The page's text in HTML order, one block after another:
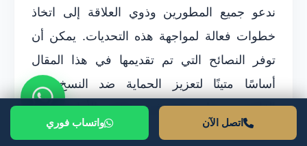
ندعو جميع المطورين وذوي العلاقة إلى اتخاذ
خطوات فعالة لمواجهة هذه التحديات. يمكن أن
توفر النصائح التي تم تقديمها في هذا المقال
أساسًا متينًا لتعزيز الحماية ضد النسخ غير
القانوني، مما يسهم في تحقيق الأمان اللازم
لتطبيقاتهم. من خلال اتباع هذه الإرشادات
اتصل الآن واتساب فوري